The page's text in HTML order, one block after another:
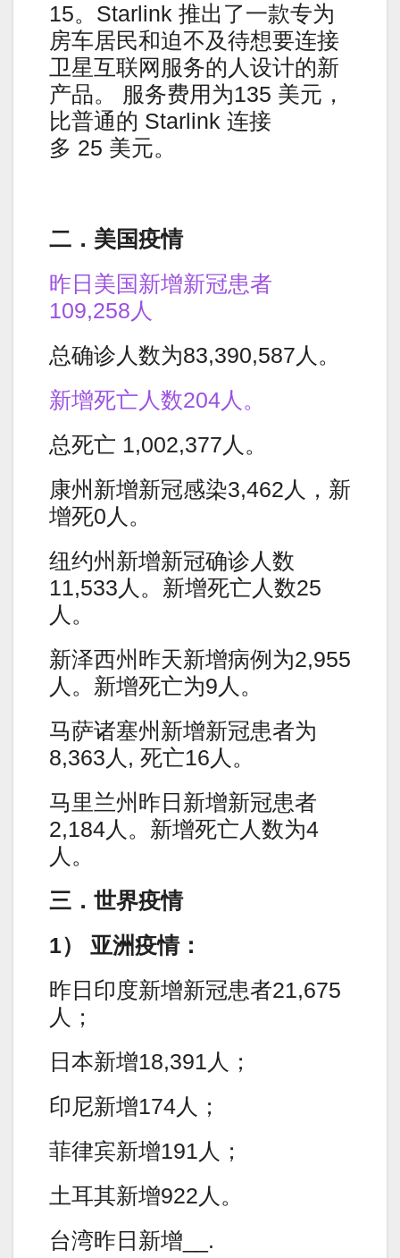
15。Starlink 推出了一款专为
房车居民和迫不及待想要连接
卫星互联网服务的人设计的新
产品。 服务费用为135 美元，
比普通的 Starlink 连接
多 25 美元。
二．美国疫情
昨日美国新增新冠患者
109,258人
总确诊人数为83,390,587人。
新增死亡人数204人。
总死亡 1,002,377人。
康州新增新冠感染3,462人，新
增死0人。
纽约州新增新冠确诊人数
11,533人。新增死亡人数25
人。
新泽西州昨天新增病例为2,955
人。新增死亡为9人。
马萨诸塞州新增新冠患者为
8,363人, 死亡16人。
马里兰州昨日新增新冠患者
2,184人。新增死亡人数为4
人。
三．世界疫情
1） 亚洲疫情：
昨日印度新增新冠患者21,675
人；
日本新增18,391人；
印尼新增174人；
菲律宾新增191人；
土耳其新增922人。
台湾昨日新增__.